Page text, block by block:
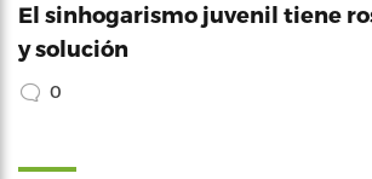
El sinhogarismo juvenil tiene
y solución
0